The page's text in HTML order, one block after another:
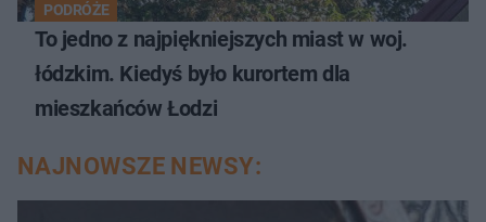
PODRÓŻE
To jedno z najpiękniejszych miast w woj.
łódzkim. Kiedyś było kurortem dla
mieszkańców Łodzi
NAJNOWSZE NEWSY: